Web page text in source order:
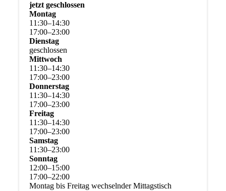
jetzt geschlossen
Montag
11 :30–14:30
17:00–23:00
Dienstag
geschlossen
Mittwoch
11 :30–14:30
17:00–23:00
Donnerstag
11 :30–14:30
17:00–23:00
Freitag
11 :30–14:30
17:00–23:00
Samstag
11 :30–23:00
Sonntag
12:00–15:00
17:00–22:00
Montag bis Freitag wechselnder Mittagstisch